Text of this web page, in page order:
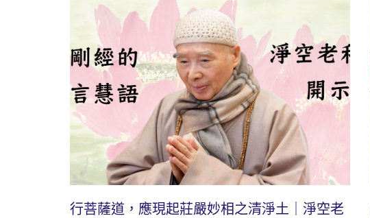
行菩薩道，應現起莊嚴妙相之清淨土｜淨空老